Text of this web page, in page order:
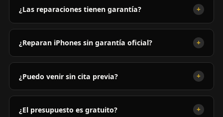
¿Las reparaciones tienen garantía? +
¿Reparan iPhones sin garantía oficial? +
¿Puedo venir sin cita previa? +
¿El presupuesto es gratuito? +